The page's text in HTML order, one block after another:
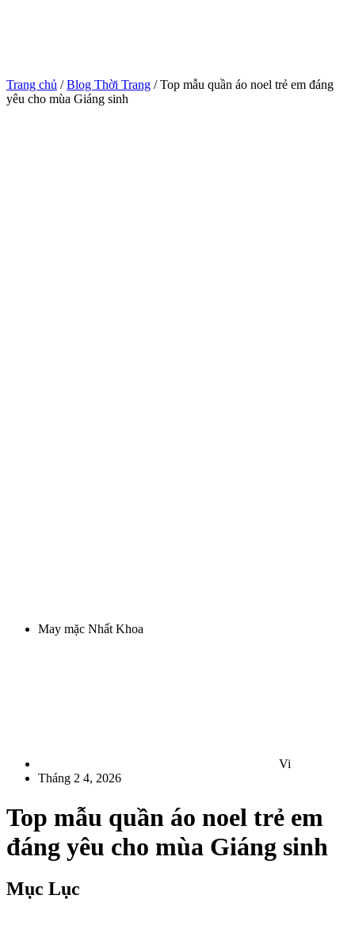
Trang chủ /Blog Thời Trang / Top mẫu quần áo noel trẻ em đáng
yêu cho mùa Giáng sinh
May mặc Nhất Khoa
Vi
Tháng 2 4, 2026
Top mẫu quần áo noel trẻ em
đáng yêu cho mùa Giáng sinh
Mục Lục